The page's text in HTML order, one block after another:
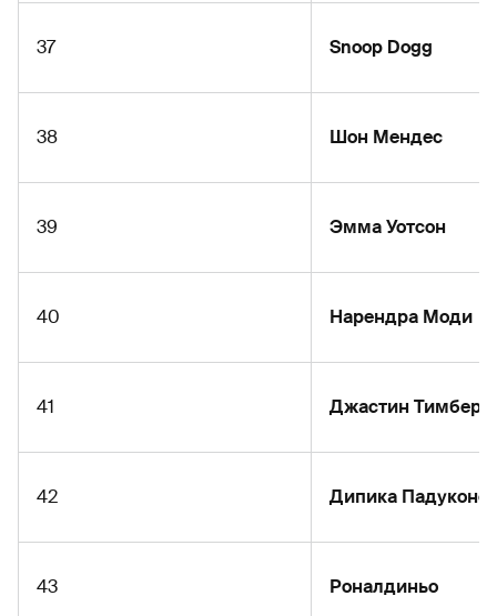
37 Snoop Dogg
38 Шон Мендес
39 Эмма Уотсон
40 Нарендра Моди
41 Джастин
42 Дипика Падуконе
43 Роналдиньо